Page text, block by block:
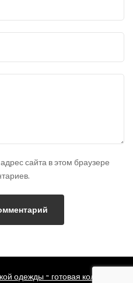
сайта в этом браузере
одежды ~ готовая коллекция